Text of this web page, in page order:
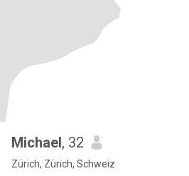
Michael, 32
Zürich, Zürich, Schweiz